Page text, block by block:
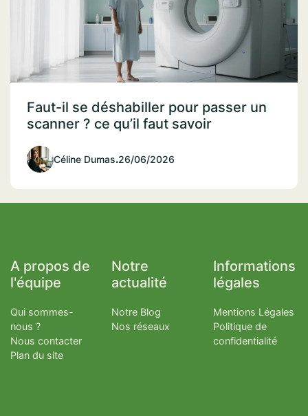
Faut-il se déshabiller pour passer un
scanner ? ce qu’il faut savoir
Céline Dumas.26/06/2026
A propos de
l'équipe
Qui sommes-
nous ?
Nous contacter
Plan du site
Notre
actualité
Notre Blog
Nos réseaux
Informations
légales
Mentions Légales
Politique de
confidentialité